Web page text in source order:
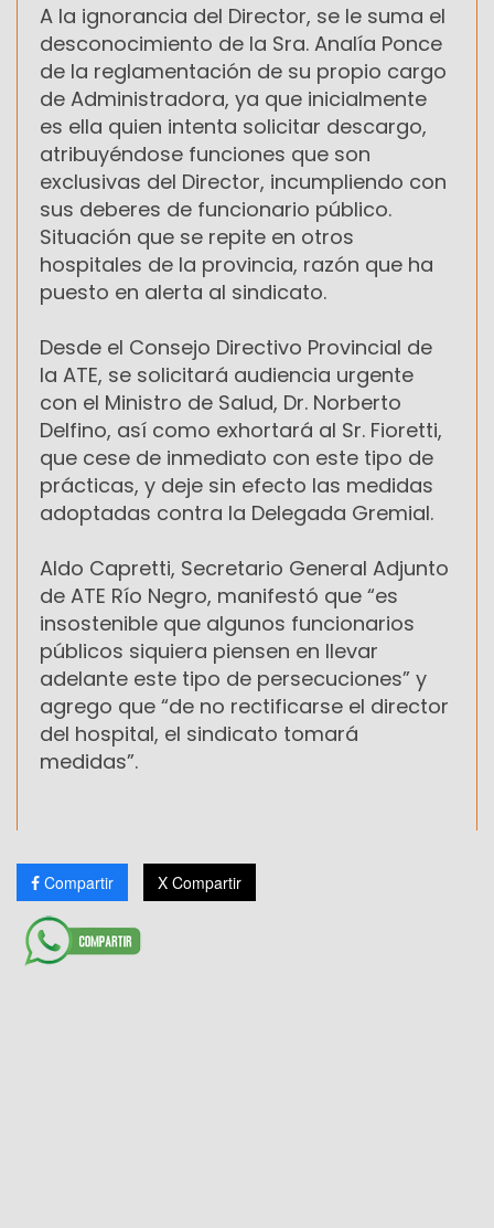
A la ignorancia del Director, se le suma el
desconocimiento de la Sra. Analía Ponce
de la reglamentación de su propio cargo
de Administradora, ya que inicialmente
es ella quien intenta solicitar descargo,
atribuyéndose funciones que son
exclusivas del Director, incumpliendo con
sus deberes de funcionario público.
Situación que se repite en otros
hospitales de la provincia, razón que ha
puesto en alerta al sindicato.
Desde el Consejo Directivo Provincial de
la ATE, se solicitará audiencia urgente
con el Ministro de Salud, Dr. Norberto
Delfino, así como exhortará al Sr. Fioretti,
que cese de inmediato con este tipo de
prácticas, y deje sin efecto las medidas
adoptadas contra la Delegada Gremial.
Aldo Capretti, Secretario General Adjunto
de ATE Río Negro, manifestó que “es
insostenible que algunos funcionarios
públicos siquiera piensen en llevar
adelante este tipo de persecuciones” y
agrego que “de no rectificarse el director
del hospital, el sindicato tomará
medidas”.
Compartir X Compartir